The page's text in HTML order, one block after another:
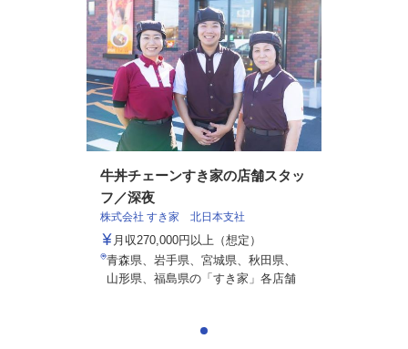
牛丼チェーンすき家の店舗スタッ
フ／深夜
株式会社 すき家 北日本支社
月収270,000円以上（想定）
青森県、岩手県、宮城県、秋田県、
山形県、福島県の「すき家」各店舗